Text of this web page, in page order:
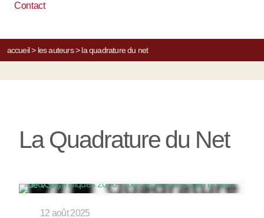
Contact
accueil> les auteurs> la quadrature du net
La Quadrature du Net
12 août 2025